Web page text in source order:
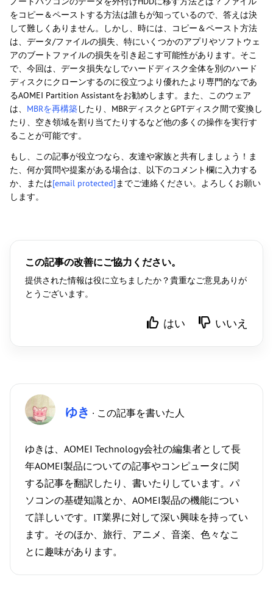
をコピー＆ペーストする方法は誰もが知っているので、答えは決
して難しくありません。しかし、時には、コピー＆ペースト方法
は、データ/ファイルの損失、特にいくつかのアプリやソフトウェ
アのブートファイルの損失を引き起こす可能性があります。そこ
で、今回は、データ損失なしでハードディスク全体を別のハード
ディスクにクローンするのに役立つより優れたより専門的なであ
るAOMEI Partition Assistantをお勧めします。また、このウェア
は、 MBRを再構築したり、MBRディスクとGPTディスク間で変換し
たり、空き領域を割り当てたりするなど他の多くの操作を実行す
ることが可能です。
もし、この記事が役立つなら、友達や家族と共有しましょう！ま
た、何か質問や提案がある場合は、以下のコメント欄に入力する
か、または[email protected]までご連絡ください。よろしくお願い
します。
この記事の改善にご協力ください。
提供された情報は役に立ちましたか？貴重なご意見ありが
とうございます。
はい いいえ
ゆき · この記事を書いた人
ゆきは、AOMEI Technology会社の編集者として長
年AOMEI製品についての記事やコンピュータに関
する記事を翻訳したり、書いたりしています。パ
ソコンの基礎知識とか、AOMEI製品の機能につい
て詳しいです。IT業界に対して深い興味を持ってい
ます。そのほか、旅行、アニメ、音楽、色々なこ
とに趣味があります。